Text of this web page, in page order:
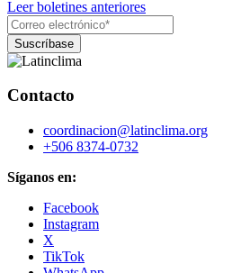
Leer boletines anteriores
Contacto
coordinacion@latinclima.org
+506 8374-0732
Síganos en:
Facebook
Instagram
X
TikTok